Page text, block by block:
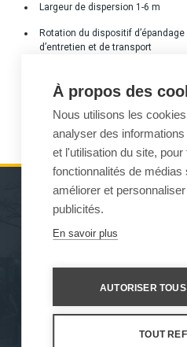
Largeur de dispersion 1-6 m
Rotation du dispositif
d’entretien et de transport
« Vitre de vérification » de la
MACHINES D’ENTRETIEN
DE L’ENVIRONNEMENT
ENGINS DE TRAVAIL
Protection des
À propos des
Nous utilisons les
analyser des
et l'utilisation du site, pour
fonctionnalités de médias
améliorer et
publicités.
En savoir plus
AUTORISER
TOUT